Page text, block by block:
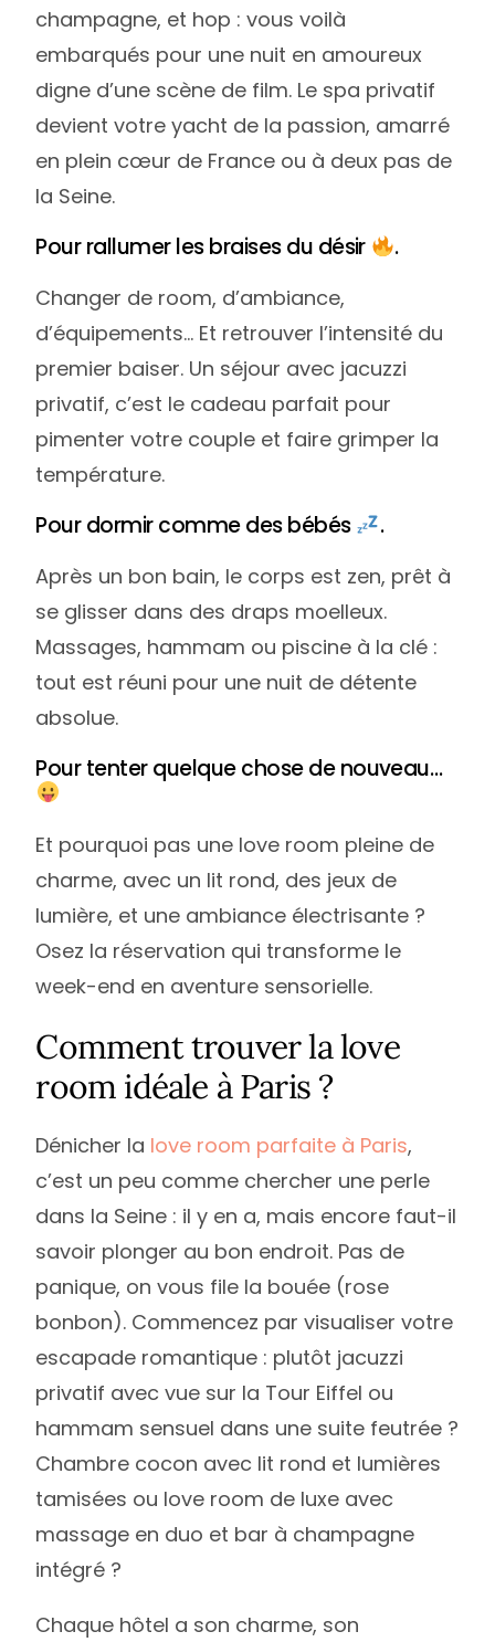
champagne, et hop : vous voilà
embarqués pour une nuit en amoureux
digne d’une scène de film. Le spa privatif
devient votre yacht de la passion, amarré
en plein cœur de France ou à deux pas de
la Seine.
Pour rallumer les braises du désir .
Changer de room, d’ambiance,
d’équipements… Et retrouver l’intensité du
premier baiser. Un séjour avec jacuzzi
privatif, c’est le cadeau parfait pour
pimenter votre couple et faire grimper la
température.
Pour dormir comme des bébés .
Après un bon bain, le corps est zen, prêt à
se glisser dans des draps moelleux.
Massages, hammam ou piscine à la clé :
tout est réuni pour une nuit de détente
absolue.
Pour tenter quelque chose de nouveau…
Et pourquoi pas une love room pleine de
charme, avec un lit rond, des jeux de
lumière, et une ambiance électrisante ?
Osez la réservation qui transforme le
week-end en aventure sensorielle.
Comment trouver la love
room idéale à Paris ?
Dénicher la love room parfaite à Paris,
c’est un peu comme chercher une perle
dans la Seine : il y en a, mais encore faut-il
savoir plonger au bon endroit. Pas de
panique, on vous file la bouée (rose
bonbon). Commencez par visualiser votre
escapade romantique : plutôt jacuzzi
privatif avec vue sur la Tour Eiffel ou
hammam sensuel dans une suite feutrée ?
Chambre cocon avec lit rond et lumières
tamisées ou love room de luxe avec
massage en duo et bar à champagne
intégré ?
Chaque hôtel a son charme, son